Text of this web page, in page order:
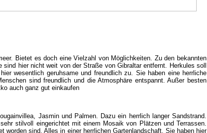
Bietet es doch eine Vielzahl von Möglichkeiten. Zu den bekannten
hier nicht weit von der Straße von Gibraltar entfernt. Herkules soll
wesentlich geruhsame und freundlich zu. Sie haben eine herrliche
sind freundlich und die Atmosphäre entspannt. Außer besten
auch ganz gut einkaufen
Jasmin und Palmen. Dazu ein herrlich langer Sandstrand.
stilvoll eingerichtet mit einem Mosaik von Plätzen und Terrassen.
worden sind. Alles in einer herrlichen Gartenlandschaft. Sie haben hier